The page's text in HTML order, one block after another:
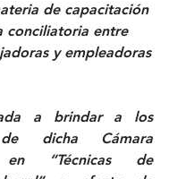
de capacitación
conciliatoria entre
y empleadoras
a brindar a los
de dicha Cámara
en “Técnicas de